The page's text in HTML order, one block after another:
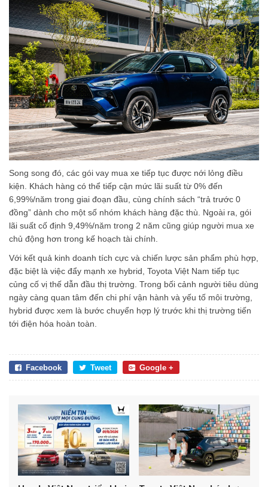
Song song đó, các gói vay mua xe tiếp tục được nới lỏng điều
kiện. Khách hàng có thể tiếp cận mức lãi suất từ 0% đến
6,99%/năm trong giai đoạn đầu, cùng chính sách “trả trước 0
đồng” dành cho một số nhóm khách hàng đặc thù. Ngoài ra, gói
lãi suất cố định 9,49%/năm trong 2 năm cũng giúp người mua xe
chủ động hơn trong kế hoạch tài chính.
Với kết quả kinh doanh tích cực và chiến lược sản phẩm phù hợp,
đặc biệt là việc đẩy mạnh xe hybrid, Toyota Việt Nam tiếp tục
củng cố vị thế dẫn đầu thị trường. Trong bối cảnh người tiêu dùng
ngày càng quan tâm đến chi phí vận hành và yếu tố môi trường,
hybrid được xem là bước chuyển hợp lý trước khi thị trường tiến
tới điện hóa hoàn toàn.
Facebook Tweet Google +